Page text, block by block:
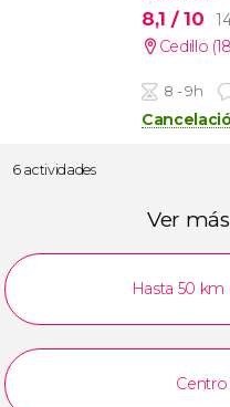
8,1 / 10
Cedillo
8 - 9h
6 actividades
Ver
Hasta 50